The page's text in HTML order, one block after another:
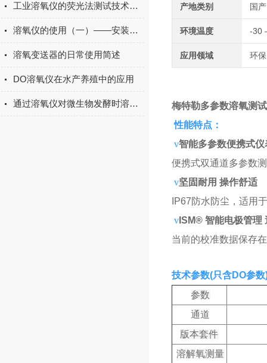
工业溶氧仪的荧光法测试技术简述
溶氧仪的使用（一）——安装和注意事项
溶氧变送器的日常使用简述
DO溶氧仪在水产养殖中的应用
通过溶氧仪对微生物发酵时溶氧量的控制
产地类别 国产
环境温度 -30
应用领域 环
梅特勒多参数溶氧测
性能特点：
v智能多参数便携式仪
便携式双通道多参数
v坚固耐用 操作舒适
IP67防水防尘，适用
v ISM® 智能电极管理
当前的校准数据保存
技术参数(只含DO参数
参数
通道
版本套件
溶解氧测量